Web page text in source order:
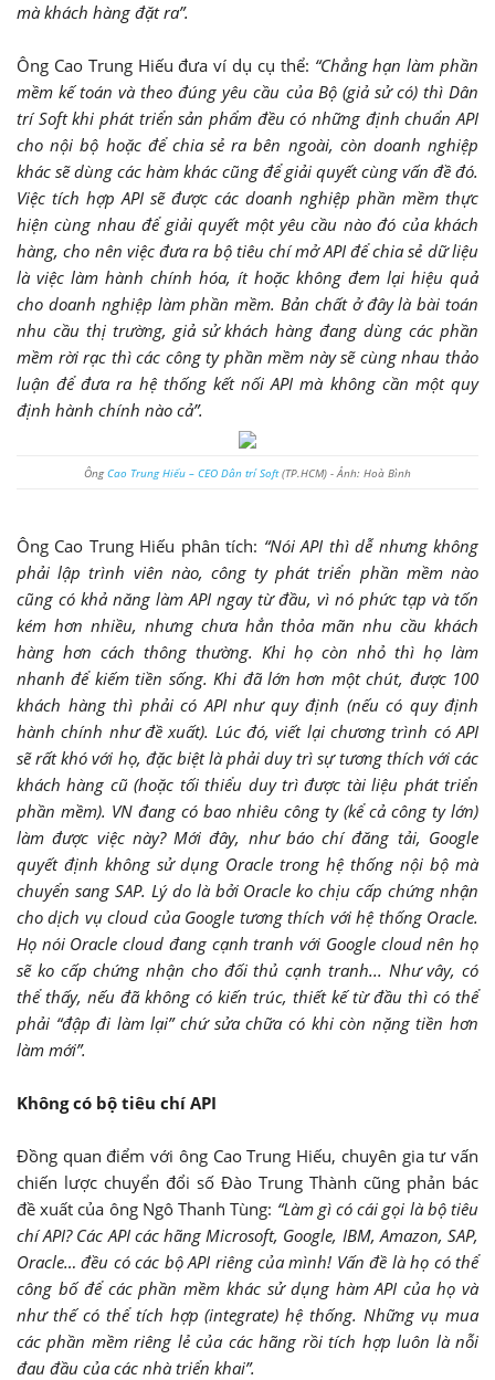
mà khách hàng đặt ra”.
Ông Cao Trung Hiếu đưa ví dụ cụ thể: “Chẳng hạn làm phần
mềm kế toán và theo đúng yêu cầu của Bộ (giả sử có) thì Dân
trí Soft khi phát triển sản phẩm đều có những định chuẩn API
cho nội bộ hoặc để chia sẻ ra bên ngoài, còn doanh nghiệp
khác sẽ dùng các hàm khác cũng để giải quyết cùng vấn đề đó.
Việc tích hợp API sẽ được các doanh nghiệp phần mềm thực
hiện cùng nhau để giải quyết một yêu cầu nào đó của khách
hàng, cho nên việc đưa ra bộ tiêu chí mở API để chia sẻ dữ liệu
là việc làm hành chính hóa, ít hoặc không đem lại hiệu quả
cho doanh nghiệp làm phần mềm. Bản chất ở đây là bài toán
nhu cầu thị trường, giả sử khách hàng đang dùng các phần
mềm rời rạc thì các công ty phần mềm này sẽ cùng nhau thảo
luận để đưa ra hệ thống kết nối API mà không cần một quy
định hành chính nào cả”.
ÔngCao Trung Hiếu – CEO Dân trí Soft(TP.HCM) - Ảnh: Hoà Bình
Ông Cao Trung Hiếu phân tích: “Nói API thì dễ nhưng không
phải lập trình viên nào, công ty phát triển phần mềm nào
cũng có khả năng làm API ngay từ đầu, vì nó phức tạp và tốn
kém hơn nhiều, nhưng chưa hẳn thỏa mãn nhu cầu khách
hàng hơn cách thông thường. Khi họ còn nhỏ thì họ làm
nhanh để kiếm tiền sống. Khi đã lớn hơn một chút, được 100
khách hàng thì phải có API như quy định (nếu có quy định
hành chính như đề xuất). Lúc đó, viết lại chương trình có API
sẽ rất khó với họ, đặc biệt là phải duy trì sự tương thích với các
khách hàng cũ (hoặc tối thiểu duy trì được tài liệu phát triển
phần mềm). VN đang có bao nhiêu công ty (kể cả công ty lớn)
làm được việc này? Mới đây, như báo chí đăng tải, Google
quyết định không sử dụng Oracle trong hệ thống nội bộ mà
chuyển sang SAP. Lý do là bởi Oracle ko chịu cấp chứng nhận
cho dịch vụ cloud của Google tương thích với hệ thống Oracle.
Họ nói Oracle cloud đang cạnh tranh với Google cloud nên họ
sẽ ko cấp chứng nhận cho đối thủ cạnh tranh... Như vây, có
thể thấy, nếu đã không có kiến trúc, thiết kế từ đầu thì có thể
phải “đập đi làm lại” chứ sửa chữa có khi còn nặng tiền hơn
làm mới”.
Không có bộ tiêu chí API
Đồng quan điểm với ông Cao Trung Hiếu, chuyên gia tư vấn
chiến lược chuyển đổi số Đào Trung Thành cũng phản bác
đề xuất của ông Ngô Thanh Tùng: “Làm gì có cái gọi là bộ tiêu
chí API? Các API các hãng Microsoft, Google, IBM, Amazon, SAP,
Oracle… đều có các bộ API riêng của mình! Vấn đề là họ có thể
công bố để các phần mềm khác sử dụng hàm API của họ và
như thế có thể tích hợp (integrate) hệ thống. Những vụ mua
các phần mềm riêng lẻ của các hãng rồi tích hợp luôn là nỗi
đau đầu của các nhà triển khai”.